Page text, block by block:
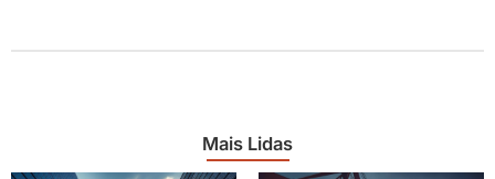
Mais Lidas